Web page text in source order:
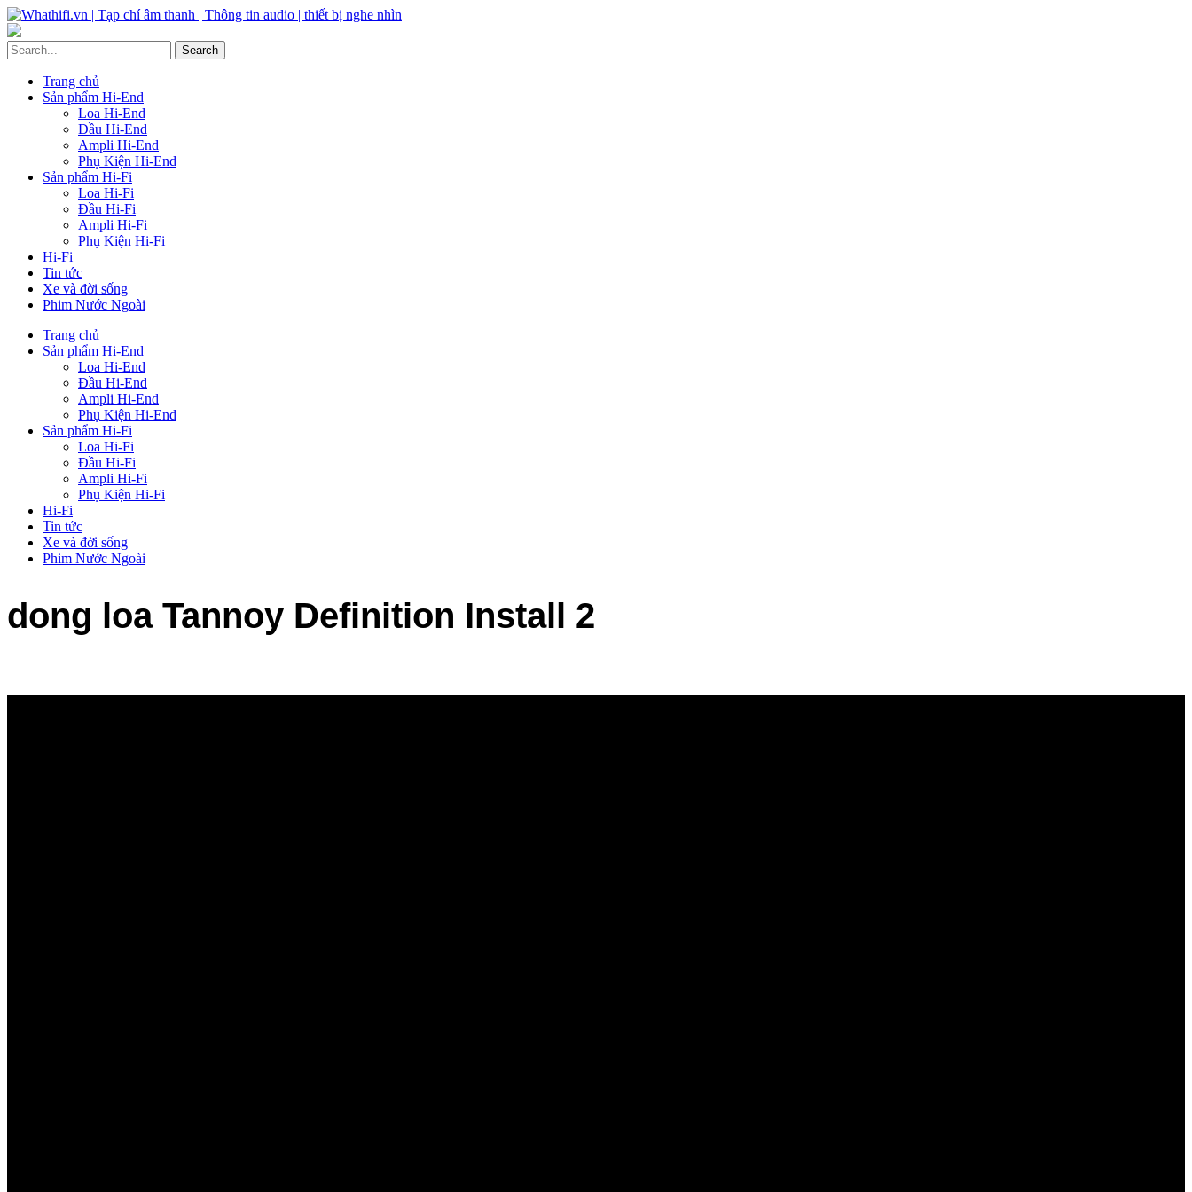
Trang chủ
Sản phẩm Hi-End
Loa Hi-End
Đầu Hi-End
Ampli Hi-End
Phụ Kiện Hi-End
Sản phẩm Hi-Fi
Loa Hi-Fi
Đầu Hi-Fi
Ampli Hi-Fi
Phụ Kiện Hi-Fi
Hi-Fi
Tin tức
Xe và đời sống
Phim Nước Ngoài
Trang chủ
Sản phẩm Hi-End
Loa Hi-End
Đầu Hi-End
Ampli Hi-End
Phụ Kiện Hi-End
Sản phẩm Hi-Fi
Loa Hi-Fi
Đầu Hi-Fi
Ampli Hi-Fi
Phụ Kiện Hi-Fi
Hi-Fi
Tin tức
Xe và đời sống
Phim Nước Ngoài
dong loa Tannoy Definition Install 2